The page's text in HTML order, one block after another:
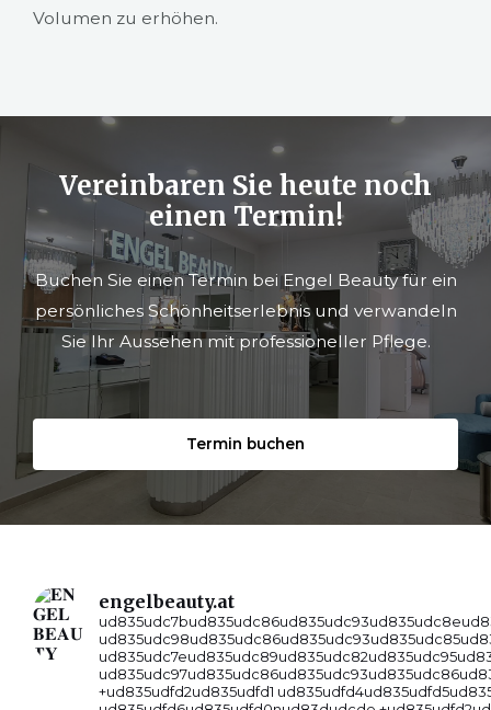
Volumen zu erhöhen.
Vereinbaren Sie heute noch
einen Termin!
Buchen Sie einen Termin bei Engel Beauty für ein
persönliches Schönheitserlebnis und verwandeln
Sie Ihr Aussehen mit professioneller Pflege.
Termin buchen
engelbeauty.at
+ud835udfd2ud835udfd1